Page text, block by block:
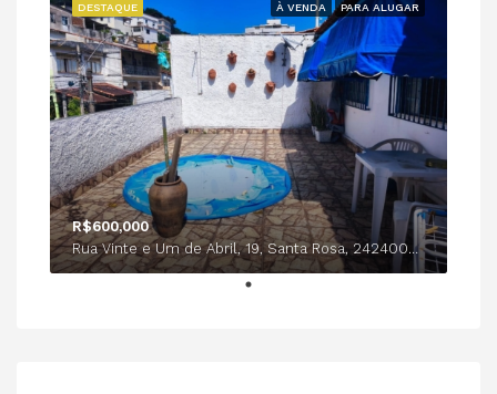
À VENDA PARA ALUGAR
DESTAQUE
R$600,000
Rua Vinte e Um de Abril, 19, Santa Rosa, 24240005, Niterói-Rio de Janeiro